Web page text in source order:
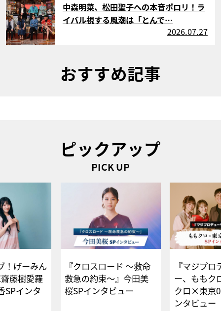
中森明菜、松田聖子への本音ポロリ！ラ
イバル視する風潮は「とんで…
2026.07.27
おすすめ記事
ピックアップ
PICK UP
！げーみん
藤樹愛羅
SPインタ
『クロスロード ～救命
救急の約束～』今田美
桜SPインタビュー
『マジプロ
ー、ももク
クロ×東京
ンタビュー